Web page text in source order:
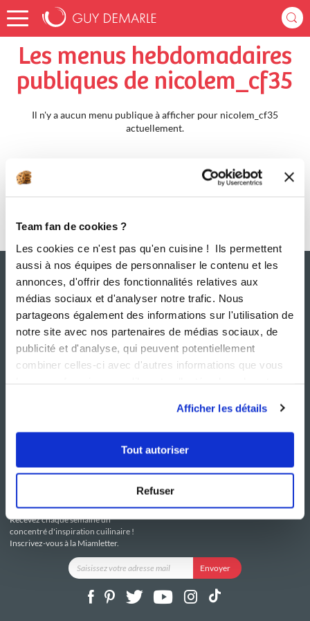
Team fan de cookies ?
Les cookies ce n'est pas qu'en cuisine ! Ils permettent
aussi à nos équipes de personnaliser le contenu et les
annonces, d'offrir des fonctionnalités relatives aux
médias sociaux et d'analyser notre trafic. Nous
partageons également des informations sur l'utilisation de
notre site avec nos partenaires de médias sociaux, de
publicité et d'analyse, qui peuvent potentiellement
combiner celles-ci avec d'autres informations que vous
Afficher les détails
Tout autoriser
Refuser
Accueil nicolem_cf35 Menus Hebdomadaires
Les menus hebdomadaires
publiques de nicolem_cf35
Il n'y a aucun menu publique à afficher pour nicolem_cf35
actuellement.
Le Mag'
i-Cook'in
Contactez-nous
Mentions légales
Politique de confidentialité
Utilisation des Cookies
Recevez chaque semaine un
concentré d'inspiration cuilinaire !
Inscrivez-vous à la Miamletter.